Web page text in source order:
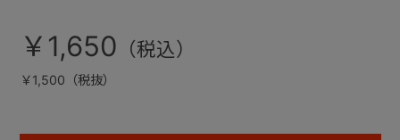
￥1,650
￥1,500（税抜）